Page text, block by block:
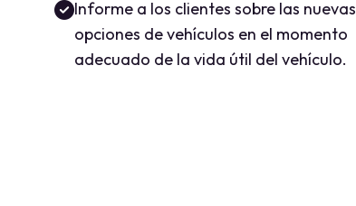
Informe a los clientes sobre las nuevas
opciones de vehículos en el momento
adecuado de la vida útil del vehículo.